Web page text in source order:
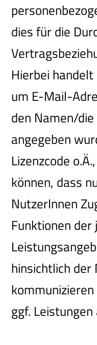
dies für die
Hierbei
um E-Mail-
den Namen/
angegeben
Lizenzcode
können, dass
NutzerInnen
Funktionen der
hinsichtlich der
ggf.